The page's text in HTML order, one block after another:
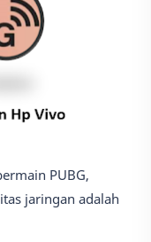
PUBG,
jaringan adalah